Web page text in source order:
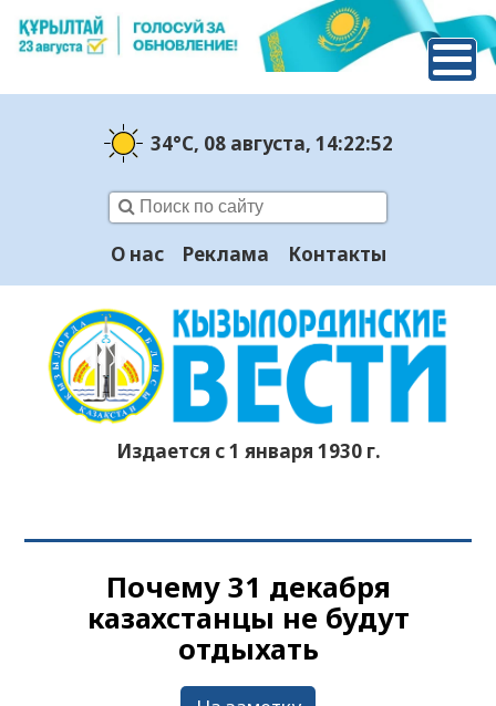
34°C, 08 августа, 14:22:53
О нас Реклама Контакты
Издается с 1 января 1930 г.
Почему 31 декабря
казахстанцы не будут
отдыхать